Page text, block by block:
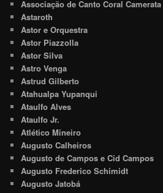
Associação de Canto Coral
Astaroth
Astor e Orquestra
Astor Piazzolla
Astor Silva
Astro Venga
Astrud Gilberto
Atahualpa Yupanqui
Ataulfo Alves
Ataulfo Jr.
Atlético Mineiro
Augusto Calheiros
Augusto de Campos e Cid Campos
Augusto Frederico Schimidt
Augusto Jatobá